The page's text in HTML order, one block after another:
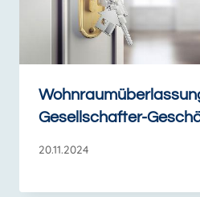
Gesellschafter-
20.11.2024